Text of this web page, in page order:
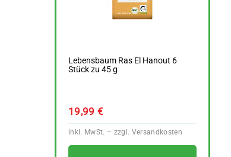
Lebensbaum Ras El Hanout 6
Stück zu 45 g
19,99€